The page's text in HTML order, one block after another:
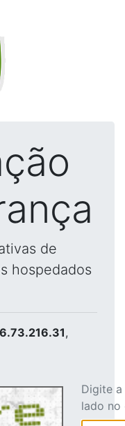
de
hospedados
,
Digite
lado no